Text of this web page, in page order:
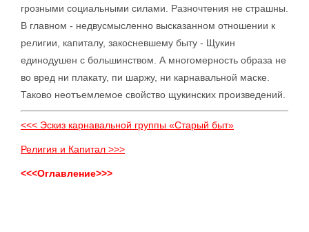
грозными социальными силами. Разночтения не страшны.
В главном - недвусмысленно высказанном отношении к
религии, капиталу, закосневшему быту - Щукин
единодушен с большинством. А многомерность образа не
во вред ни плакату, пи шаржу, ни карнавальной маске.
Таково неотъемлемое свойство щукинских произведений.
<<< Эскиз карнавальной группы «Старый быт»
Религия и Капитал >>>
<<<Оглавление>>>